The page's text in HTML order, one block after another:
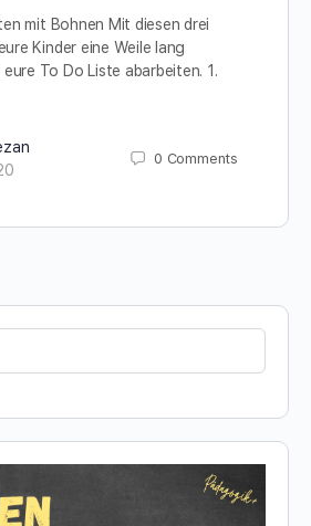
mit Bohnen Mit diesen drei
Kinder eine Weile lang
To Do Liste abarbeiten. 1.
0 Comments